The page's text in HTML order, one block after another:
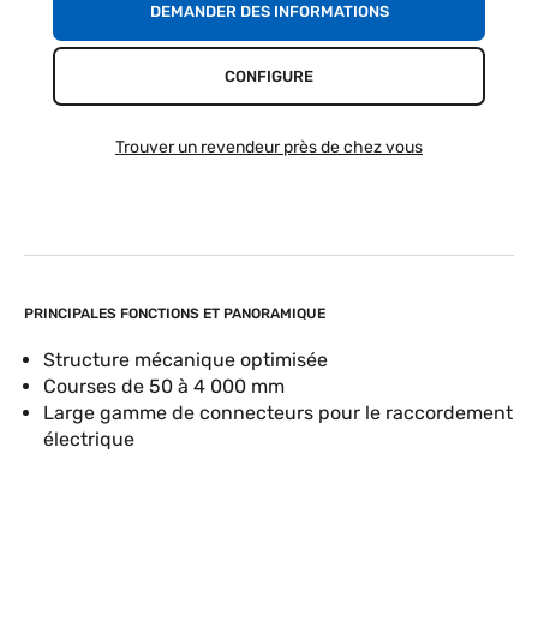
PRINCIPALES FONCTIONS ET PANORAMIQUE
Structure mécanique optimisée
Courses de 50 à 4 000 mm
Large gamme de connecteurs pour le raccordement
électrique
DEMANDER DES INFORMATIONS
CONFIGURE
Trouver un revendeur près de chez vous